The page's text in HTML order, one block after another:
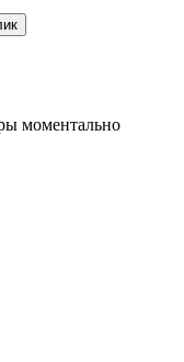
моментально